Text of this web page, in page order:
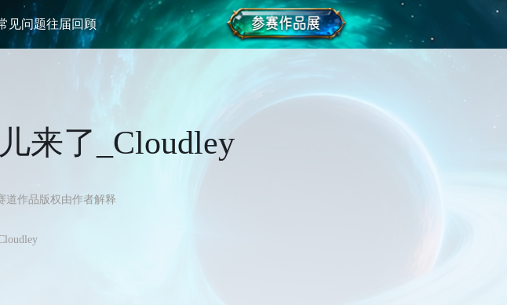
见问题往届回顾
来了_Cloudley
道作品版权由作者解释